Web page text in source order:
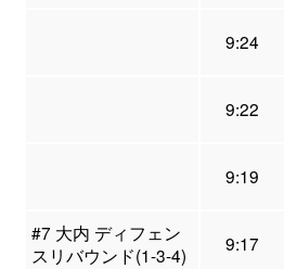
9:24
9:22
9:19
#7 大内 ディフェン
スリバウンド(1-3-4)
9:17